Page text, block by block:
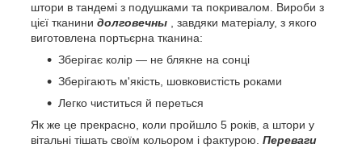
штори в тандемі з подушками та покривалом. Вироби з
цієї тканини долговечны , завдяки матеріалу, з якого
виготовлена портьєрна тканина:
Зберігає колір — не блякне на сонці
Зберігають м'якість, шовковистість роками
Легко чиститься й переться
Як же це прекрасно, коли пройшло 5 років, а штори у
вітальні тішать своїм кольором і фактурою. Переваги